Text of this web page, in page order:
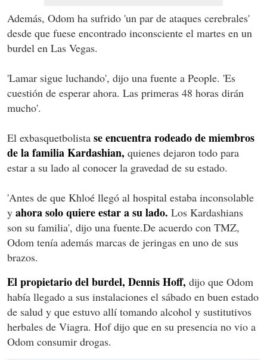
Además, Odom ha sufrido 'un par de ataques cerebrales'
desde que fuese encontrado inconsciente el martes en un
burdel en Las Vegas.
'Lamar sigue luchando', dijo una fuente a People. 'Es
cuestión de esperar ahora. Las primeras 48 horas dirán
mucho'.
El exbasquetbolista se encuentra rodeado de miembros
de la familia Kardashian, quienes dejaron todo para
estar a su lado al conocer la gravedad de su estado.
'Antes de que Khloé llegó al hospital estaba inconsolable
y ahora solo quiere estar a su lado. Los Kardashians
son su familia', dijo una fuente.De acuerdo con TMZ,
Odom tenía además marcas de jeringas en uno de sus
brazos.
El propietario del burdel, Dennis Hoff, dijo que Odom
había llegado a sus instalaciones el sábado en buen estado
de salud y que estuvo allí tomando alcohol y sustitutivos
herbales de Viagra. Hof dijo que en su presencia no vio a
Odom consumir drogas.